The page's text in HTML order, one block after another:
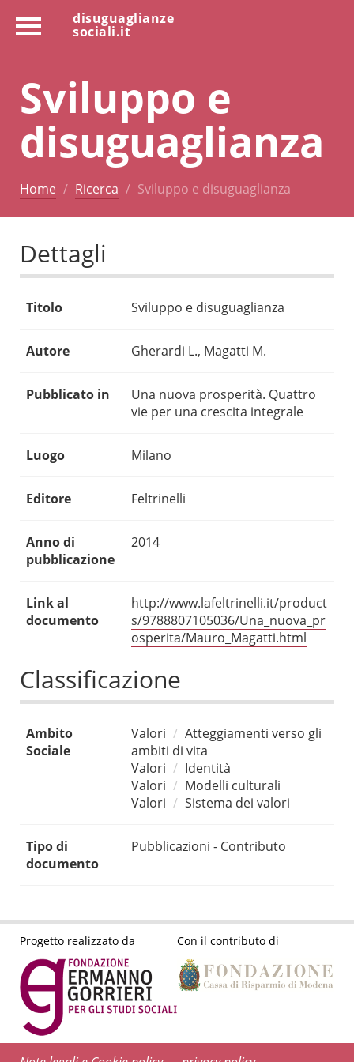
disuguaglianze
sociali.it
Sviluppo e
disuguaglianza
Home Ricerca Sviluppo e disuguaglianza
Dettagli
Titolo Sviluppo e disuguaglianza
Autore Gherardi L., Magatti M.
Pubblicato in
Una nuova prosperità. Quattro
vie per una crescita integrale
Luogo Milano
Editore Feltrinelli
Anno di
pubblicazione
2014
Link al
documento
http://www.lafeltrinelli.it/product
s/9788807105036/Una_nuova_pr
osperita/Mauro_Magatti.html
Classificazione
Ambito
Sociale
Valori
Atteggiamenti verso gli
ambiti di vita
Valori
Identità
Valori
Modelli culturali
Valori
Sistema dei valori
Tipo di
documento
Pubblicazioni - Contributo
Progetto realizzato da Con il contributo di